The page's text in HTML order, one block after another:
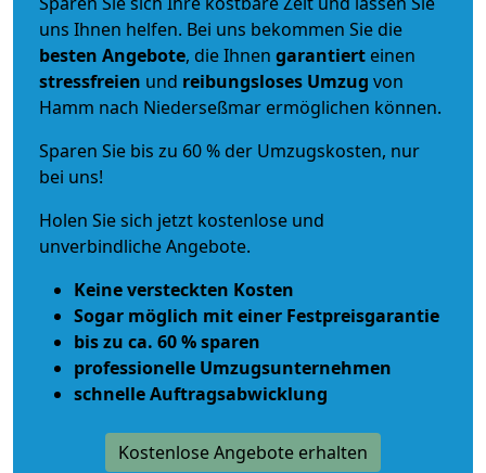
uns Ihnen helfen. Bei uns bekommen Sie die
besten Angebote, die Ihnen garantiert einen
stressfreien und reibungsloses Umzug von
Hamm nach Niederseßmar ermöglichen können.
Sparen Sie bis zu 60 % der Umzugskosten, nur
bei uns!
Holen Sie sich jetzt kostenlose und
unverbindliche Angebote.
Keine versteckten Kosten
Sogar möglich mit einer Festpreisgarantie
bis zu ca. 60 % sparen
professionelle Umzugsunternehmen
schnelle Auftragsabwicklung
Kostenlose Angebote erhalten